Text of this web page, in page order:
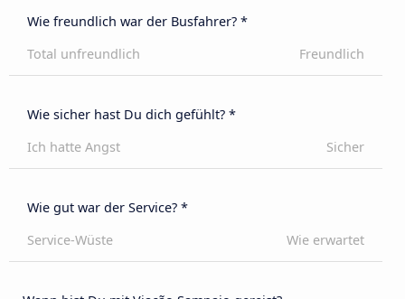
Wie freundlich war der Busfahrer? *
Total unfreundlich
Freundlich
Wie sicher hast Du dich gefühlt? *
Ich hatte Angst
Sicher
Wie gut war der Service? *
Service-Wüste
Wie erwartet